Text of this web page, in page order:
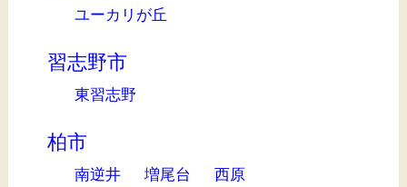
ユーカリが丘
習志野市
東習志野
柏市
南逆井 増尾台 西原